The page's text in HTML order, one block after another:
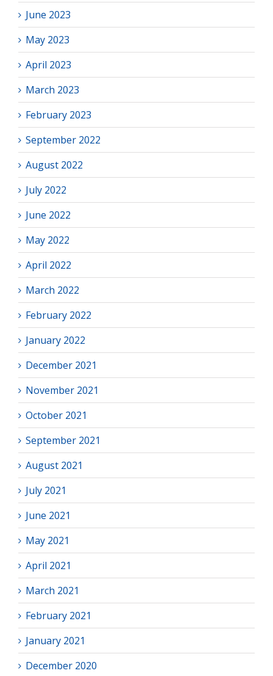
June 2023
May 2023
April 2023
March 2023
February 2023
September 2022
August 2022
July 2022
June 2022
May 2022
April 2022
March 2022
February 2022
January 2022
December 2021
November 2021
October 2021
September 2021
August 2021
July 2021
June 2021
May 2021
April 2021
March 2021
February 2021
January 2021
December 2020